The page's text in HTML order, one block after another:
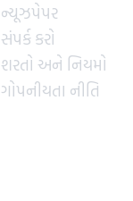
ન્યૂઝપેપર
સંપર્ક કરો
શરતો અને નિયમો
ગોપનીયતા નીતિ